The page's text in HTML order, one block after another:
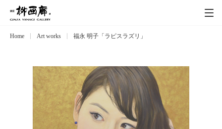
Exhibitions
イベント
Home Art works 福永 明子「ラピスラズリ」